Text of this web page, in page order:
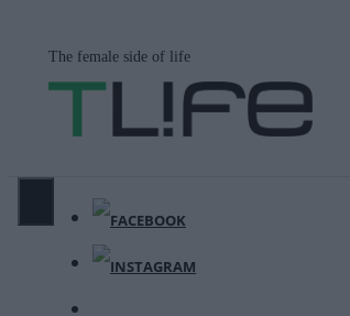
περιεχόμενο
The female side of life